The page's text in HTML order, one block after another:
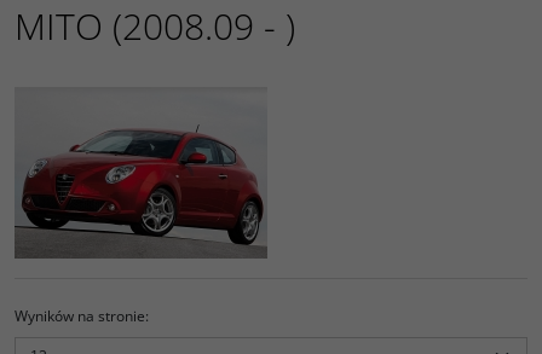
MITO (2008.09 - )
Wyników na stronie: